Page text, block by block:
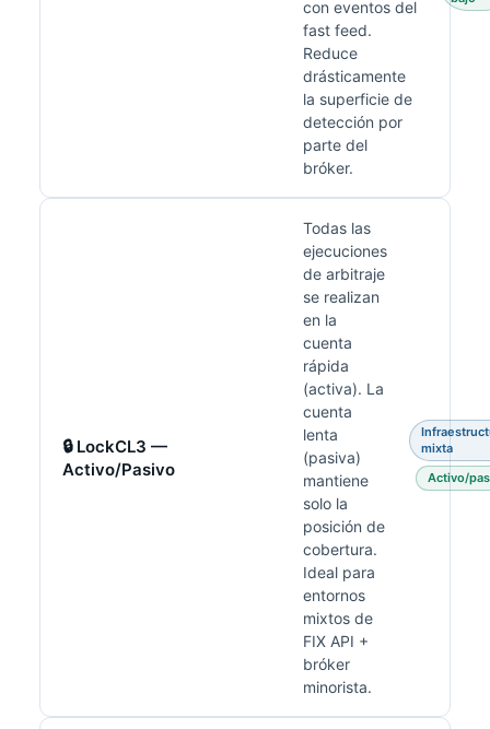
con eventos del
fast feed.
Reduce
drásticamente
la superficie de
detección por
parte del
bróker.
🔒 LockCL3 —
Activo/Pasivo
Todas las
ejecuciones
de arbitraje
se realizan
en la
cuenta
rápida
(activa). La
cuenta
lenta
(pasiva)
mantiene
solo la
posición de
cobertura.
Ideal para
entornos
mixtos de
FIX API +
bróker
minorista.
mixta
Activo/